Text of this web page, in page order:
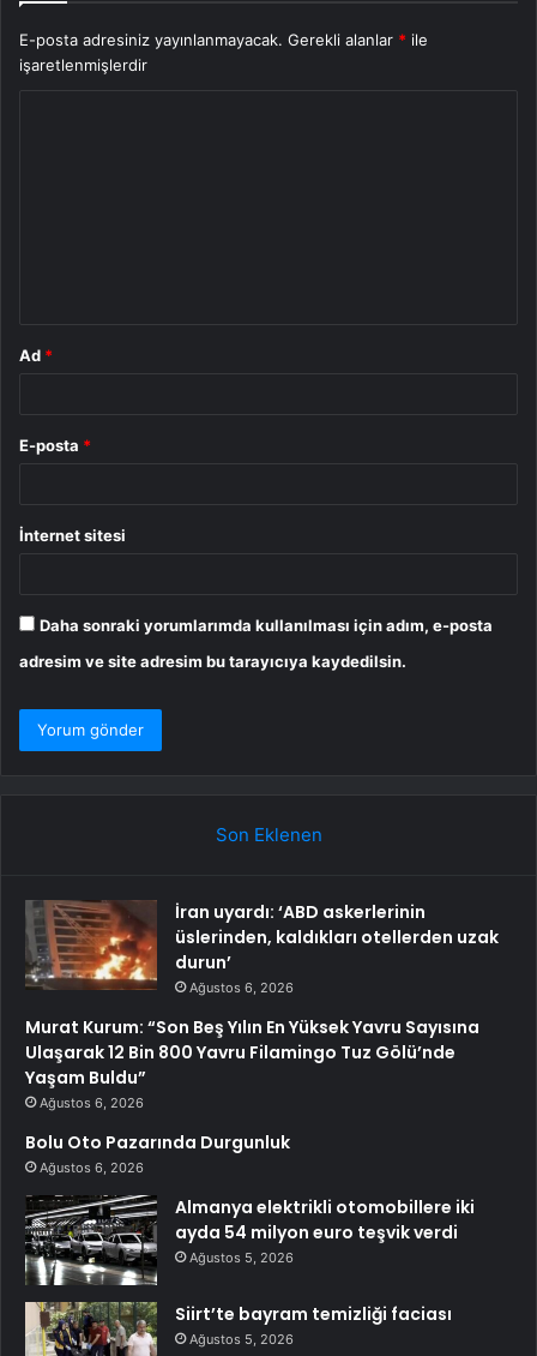
E-posta adresiniz yayınlanmayacak. Gerekli alanlar * ile
işaretlenmişlerdir
Ad *
E-posta *
İnternet sitesi
Daha sonraki yorumlarımda kullanılması için adım, e-posta
adresim ve site adresim bu tarayıcıya kaydedilsin.
Son Eklenen
İran uyardı: ‘ABD askerlerinin
üslerinden, kaldıkları otellerden uzak
durun’
Ağustos 6, 2026
Murat Kurum: “Son Beş Yılın En Yüksek Yavru Sayısına
Ulaşarak 12 Bin 800 Yavru Filamingo Tuz Gölü’nde
Yaşam Buldu”
Ağustos 6, 2026
Bolu Oto Pazarında Durgunluk
Ağustos 6, 2026
Almanya elektrikli otomobillere iki
ayda 54 milyon euro teşvik verdi
Ağustos 5, 2026
Siirt’te bayram temizliği faciası
Ağustos 5, 2026